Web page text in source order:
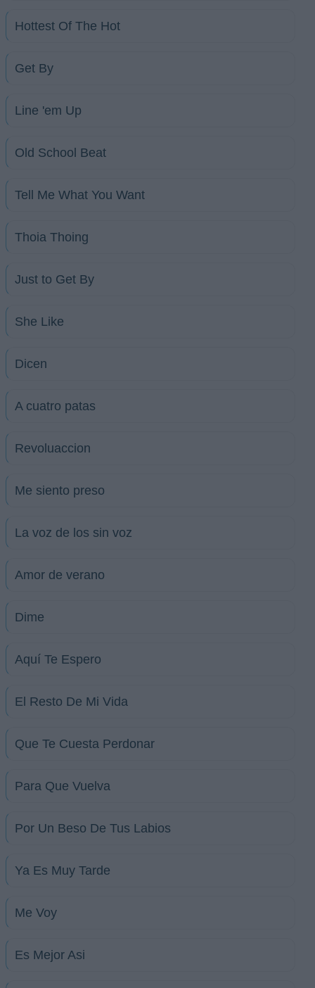
Hottest Of The Hot
Get By
Line 'em Up
Old School Beat
Tell Me What You Want
Thoia Thoing
Just to Get By
She Like
Dicen
A cuatro patas
Revoluaccion
Me siento preso
La voz de los sin voz
Amor de verano
Dime
Aquí Te Espero
El Resto De Mi Vida
Que Te Cuesta Perdonar
Para Que Vuelva
Por Un Beso De Tus Labios
Ya Es Muy Tarde
Me Voy
Es Mejor Asi